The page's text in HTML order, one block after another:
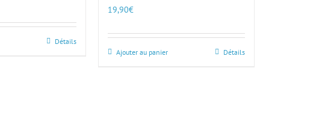
Détails
19,90€
Ajouter au panier Détails